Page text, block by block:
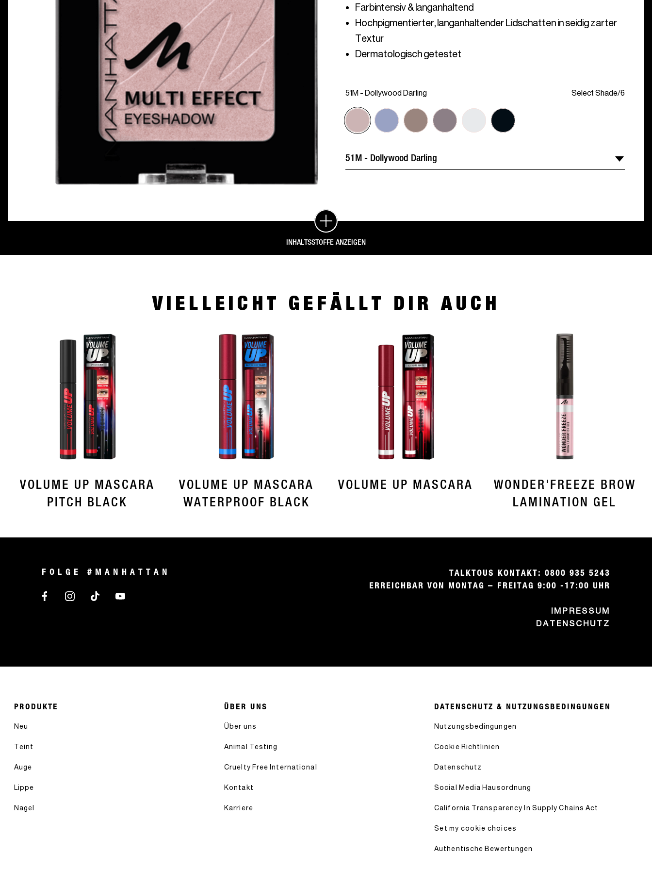
Hochpigmentierter, langanhaltender Lidschatten in seidig zarter
Dermatologisch getestet
51M - Dollywood Darling Select Shade/6
INHALTSSTOFFE ANZEIGEN
VIELLEICHT GEFÄLLT DIR AUCH
VOLUME UP MASCARA
PITCH BLACK
VOLUME UP MASCARA
WATERPROOF BLACK
VOLUME UP MASCARA
WONDER'FREEZE BROW
LAMINATION GEL
FOLGE #MANHATTAN
TALKTOUS KONTAKT: 0800 935 5243
ERREICHBAR VON MONTAG – FREITAG 9:00 -17:00 UHR
IMPRESSUM
DATENSCHUTZ
PRODUKTE
Neu
Teint
Auge
Lippe
Nagel
ÜBER UNS
Über uns
Animal Testing
Cruelty Free International
Kontakt
Karriere
DATENSCHUTZ & NUTZUNGSBEDINGUNGEN
Nutzungsbedingungen
Cookie Richtlinien
Datenschutz
Social Media Hausordnung
California Transparency In Supply Chains Act
Set my cookie choices
Authentische Bewertungen